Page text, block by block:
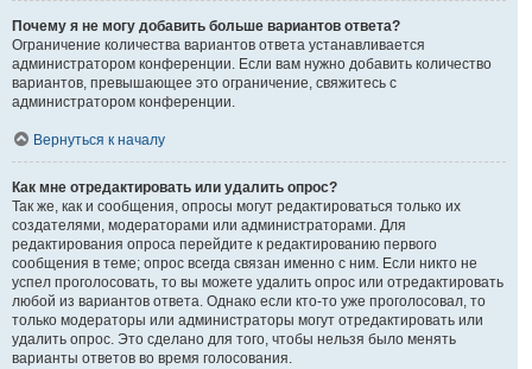
Почему я не могу добавить больше вариантов ответа?
Ограничение количества вариантов ответа устанавливается
администратором конференции. Если вам нужно добавить количество
вариантов, превышающее это ограничение, свяжитесь с
администратором конференции.
Вернуться к началу
Как мне отредактировать или удалить опрос?
Так же, как и сообщения, опросы могут редактироваться только их
создателями, модераторами или администраторами. Для
редактирования опроса перейдите к редактированию первого
сообщения в теме; опрос всегда связан именно с ним. Если никто не
успел проголосовать, то вы можете удалить опрос или отредактировать
любой из вариантов ответа. Однако если кто-то уже проголосовал, то
только модераторы или администраторы могут отредактировать или
удалить опрос. Это сделано для того, чтобы нельзя было менять
варианты ответов во время голосования.